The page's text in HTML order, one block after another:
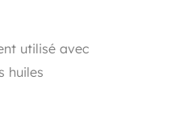
utilisé avec
huiles